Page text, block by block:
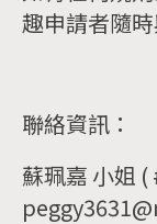
趣申請者隨
聯絡資訊：
蘇珮嘉 小姐